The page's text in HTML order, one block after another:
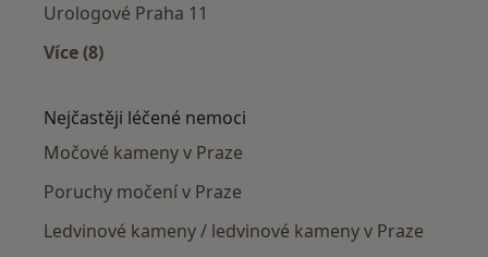
Urologové Praha 11
Více (8)
Nejčastěji léčené nemoci
Močové kameny v Praze
Poruchy močení v Praze
Ledvinové kameny / ledvinové kameny v Praze